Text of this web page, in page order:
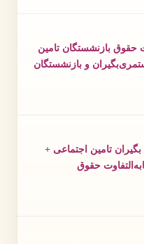
بازنشستگان تامین
و بازنشستگان
تامین اجتماعی +
حقوق